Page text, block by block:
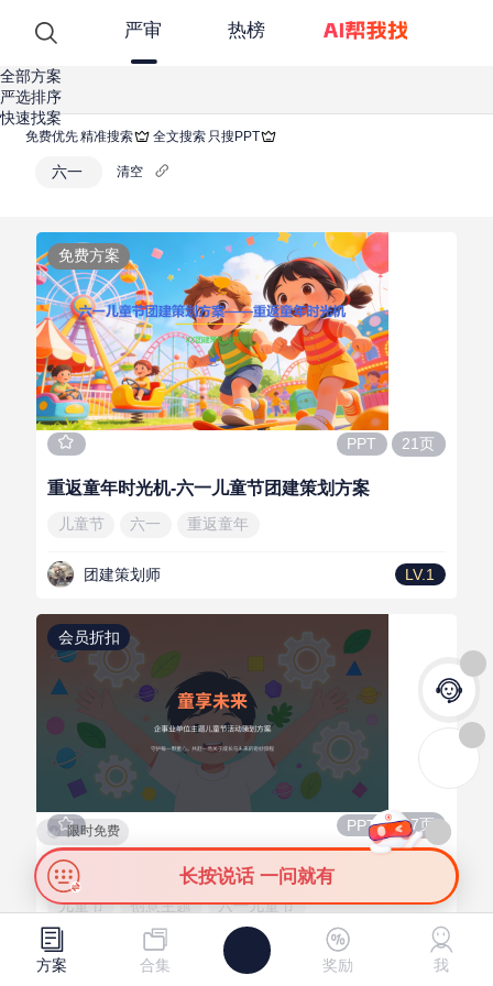
严审 热榜
全部方案
严选排序
快速找案
免费优先精准搜索 全文搜索 只搜PPT
六一 清空
免费方案
PPT 21页
重返童年时光机-六一儿童节团建策划方案
儿童节 六一 重返童年
团建策划师 LV.1
会员折扣
PPT 27页
儿童节 创意主题 六一儿童节
团建策划师 LV.1
限时免费
长按说话 一问就有
方案 合集 奖励 我